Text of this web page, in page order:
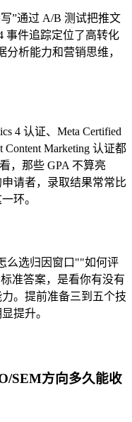
”通过 A/B 测试把推文
事件追踪定位了高转化
析能力和营销思维，
4 认证、Meta Certified
Content Marketing 认证都
，那些 GPA 不算亮
请者，录取结果常常比
环。
么选归因窗口""如何评
准答案，是看你有没有
。提前准备三到五个技
提升。
SEM方向多久能收